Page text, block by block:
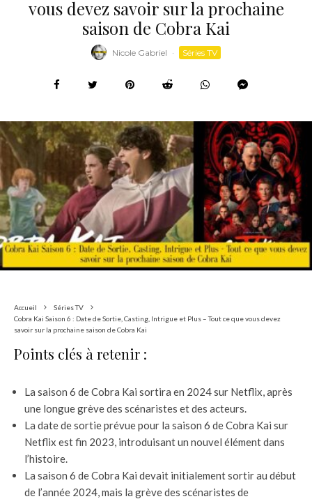
vous devez savoir sur la prochaine
saison de Cobra Kai
Nicole Gabriel · Séries TV
Accueil
Séries TV
Cobra Kai Saison 6 : Date de Sortie, Casting, Intrigue et Plus – Tout ce que vous devez
savoir sur la prochaine saison de Cobra Kai
Points clés à retenir :
La saison 6 de Cobra Kai sortira en 2024 sur Netflix, après
une longue grève des scénaristes et des acteurs.
La date de sortie prévue pour la saison 6 de Cobra Kai sur
Netflix est fin 2023, introduisant un nouvel élément dans
l’histoire.
La saison 6 de Cobra Kai devait initialement sortir au début
de l’année 2024, mais la grève des scénaristes de